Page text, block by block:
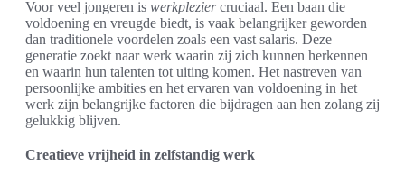
Voor veel jongeren is werkpleziercruciaal. Een baan die
voldoening en vreugde biedt, is vaak belangrijker geworden
dan traditionele voordelen zoals een vast salaris. Deze
generatie zoekt naar werk waarin zij zich kunnen herkennen
en waarin hun talenten tot uiting komen. Het nastreven van
persoonlijke ambities en het ervaren van voldoening in het
werk zijn belangrijke factoren die bijdragen aan hen zolang zij
gelukkig blijven.
Creatieve vrijheid in zelfstandig werk